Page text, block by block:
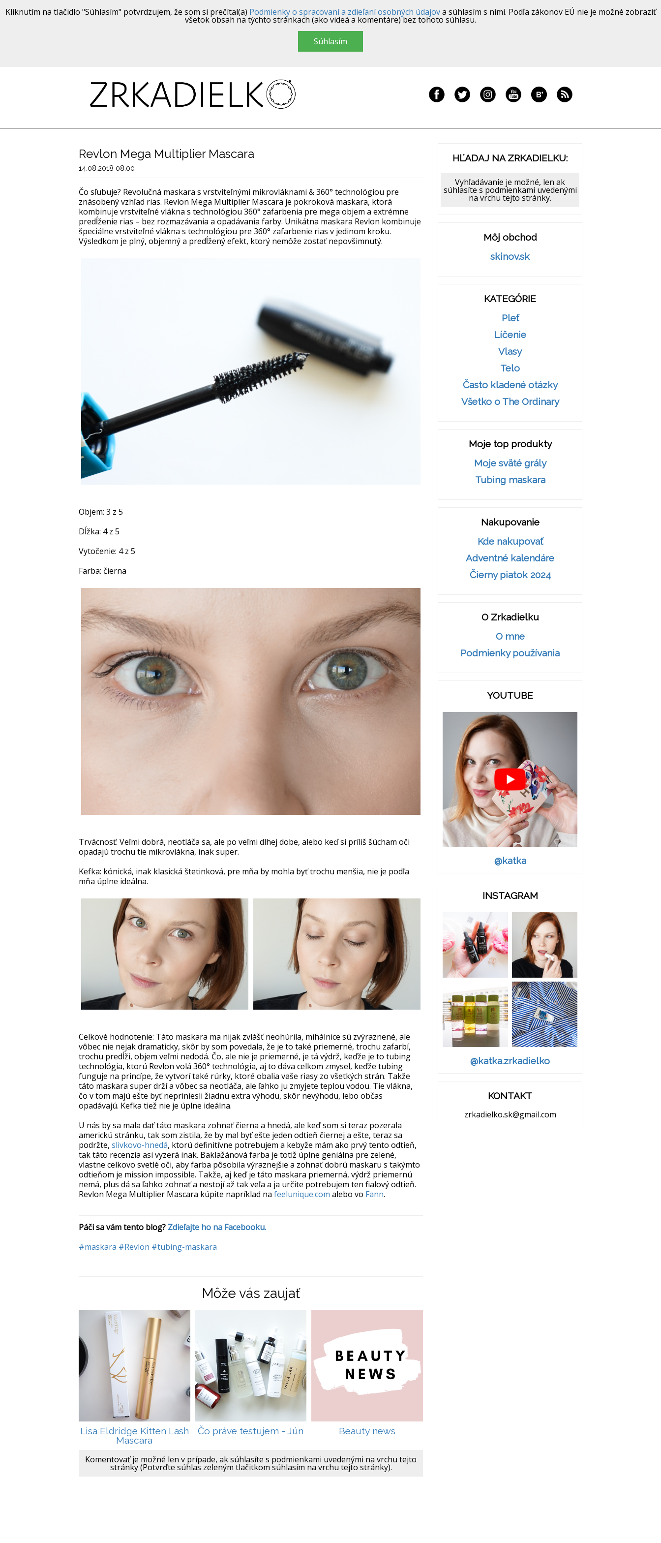
Kliknutím na tlačidlo "Súhlasím" potvrdzujem, že som si prečítal(a) Podmienky o spracovaní a zdieľaní osobných údajova súhlasím s nimi. Podľa zákonov EÚ nie je možné zobraziť
všetok obsah na týchto stránkach (ako videá a komentáre) bez tohoto súhlasu.
Súhlasím
Revlon Mega Multiplier Mascara
14.08.2018 08:00
Čo sľubuje? Revolučná maskara s vrstviteľnými mikrovláknami & 360° technológiou pre
znásobený vzhľad rias. Revlon Mega Multiplier Mascara je pokroková maskara, ktorá
kombinuje vrstviteľné vlákna s technológiou 360° zafarbenia pre mega objem a extrémne
predĺženie rias – bez rozmazávania a opadávania farby. Unikátna maskara Revlon kombinuje
špeciálne vrstviteľné vlákna s technológiou pre 360° zafarbenie rias v jedinom kroku.
Výsledkom je plný, objemný a predĺžený efekt, ktorý nemôže zostať nepovšimnutý.
Objem: 3 z 5
Dĺžka: 4 z 5
Vytočenie: 4 z 5
Farba: čierna
Trvácnosť: Veľmi dobrá, neotláča sa, ale po veľmi dlhej dobe, alebo keď si príliš šúcham oči
opadajú trochu tie mikrovlákna, inak super.
Kefka: kónická, inak klasická štetinková, pre mňa by mohla byť trochu menšia, nie je podľa
mňa úplne ideálna.
Celkové hodnotenie: Táto maskara ma nijak zvlášť neohúrila, mihálnice sú zvýraznené, ale
vôbec nie nejak dramaticky, skôr by som povedala, že je to také priemerné, trochu zafarbí,
trochu predĺži, objem veľmi nedodá. Čo, ale nie je priemerné, je tá výdrž, keďže je to tubing
technológia, ktorú Revlon volá 360° technológia, aj to dáva celkom zmysel, keďže tubing
funguje na princípe, že vytvorí také rúrky, ktoré obalia vaše riasy zo všetkých strán. Takže
táto maskara super drží a vôbec sa neotláča, ale ľahko ju zmyjete teplou vodou. Tie vlákna,
čo v tom majú ešte byť nepriniesli žiadnu extra výhodu, skôr nevýhodu, lebo občas
opadávajú. Kefka tiež nie je úplne ideálna.
U nás by sa mala dať táto maskara zohnať čierna a hnedá, ale keď som si teraz pozerala
americkú stránku, tak som zistila, že by mal byť ešte jeden odtieň čiernej a ešte, teraz sa
podržte, slivkovo-hnedá, ktorú definitívne potrebujem a kebyže mám ako prvý tento odtieň,
tak táto recenzia asi vyzerá inak. Baklažánová farba je totiž úplne geniálna pre zelené,
vlastne celkovo svetlé oči, aby farba pôsobila výraznejšie a zohnať dobrú maskaru s takýmto
odtieňom je mission impossible. Takže, aj keď je táto maskara priemerná, výdrž priemernú
nemá, plus dá sa ľahko zohnať a nestojí až tak veľa a ja určite potrebujem ten fialový odtieň.
Revlon Mega Multiplier Mascara kúpite napríklad na feelunique.com alebo vo Fann.
Páči sa vám tento blog? Zdieľajte ho na Facebooku.
#maskara #Revlon #tubing-maskara
Môže vás zaujať
Lisa Eldridge Kitten Lash
Mascara
Čo práve testujem - Jún Beauty news
Komentovať je možné len v prípade, ak súhlasíte s podmienkami uvedenými na vrchu tejto
stránky (Potvrďte súhlas zeleným tlačitkom súhlasím na vrchu tejto stránky).
HĽADAJ NA ZRKADIELKU:
Vyhľadávanie je možné, len ak
súhlasíte s podmienkami uvedenými
na vrchu tejto stránky.
Môj obchod
skinov.sk
KATEGÓRIE
Pleť
Líčenie
Vlasy
Telo
Často kladené otázky
Všetko o The Ordinary
Moje top produkty
Moje sväté grály
Tubing maskara
Nakupovanie
Kde nakupovať
Adventné kalendáre
Čierny piatok 2024
O Zrkadielku
O mne
Podmienky používania
YOUTUBE
@katka
INSTAGRAM
@katka.zrkadielko
KONTAKT
zrkadielko.sk@gmail.com